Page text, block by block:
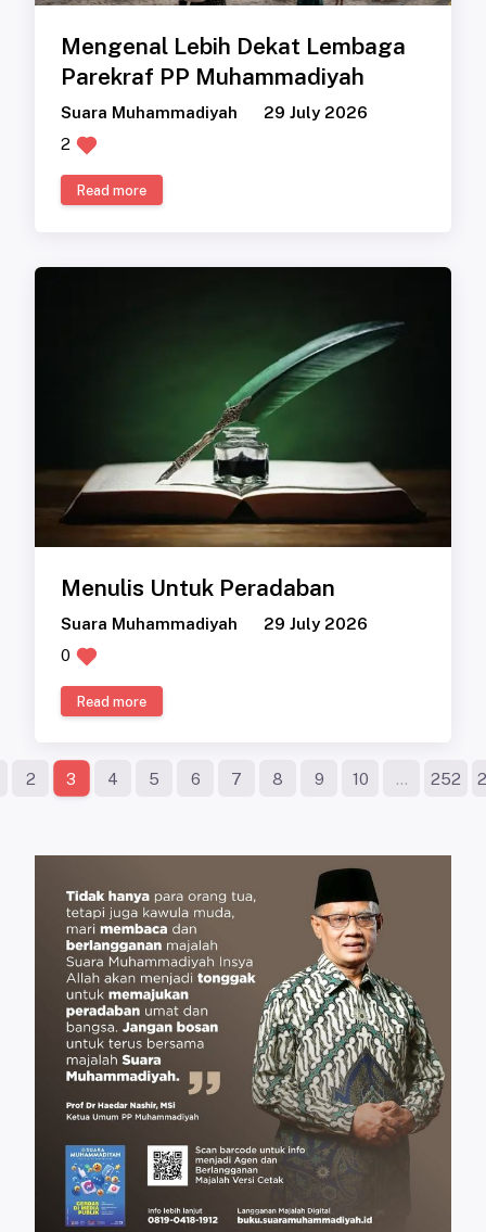
Mengenal Lebih Dekat Lembaga
Parekraf PP Muhammadiyah
Suara Muhammadiyah
29 July 2026
2
Read more
Menulis Untuk Peradaban
Suara Muhammadiyah
29 July 2026
0
Read more
2 3 4 5 6 7 8 9 10 ... 252